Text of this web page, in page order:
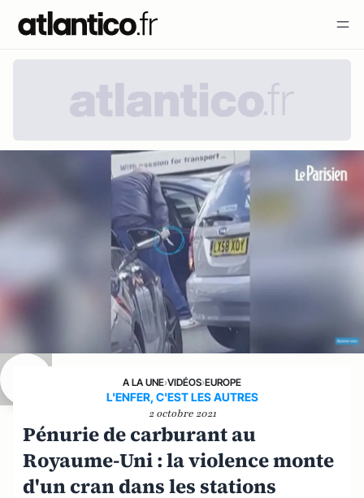
A LA UNE›VIDÉOS›EUROPE
L'ENFER, C'EST LES AUTRES
2 octobre 2021
Pénurie de carburant au
Royaume-Uni : la violence monte
d'un cran dans les stations